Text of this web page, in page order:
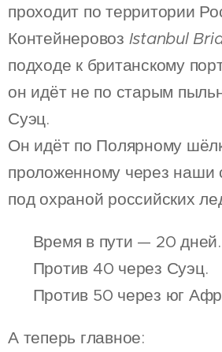
проходит по территории
Контейнеровоз Istanbul
подходе к британскому
он идёт не по старым
Суэц.
Он идёт по Полярному
проложенному через наши
под охраной российских
📦 Время в пути — 20 дней.
🚫 Против 40 через Суэц.
❄ Против 50 через юг
А теперь главное: